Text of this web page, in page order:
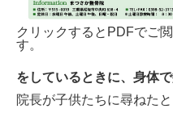
クリックするとPDFでご
す。
をしているときに、身体
院長が子供たちに尋ねたと